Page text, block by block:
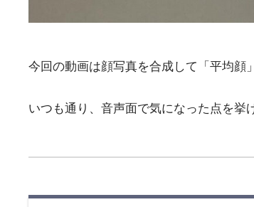
今回の動画は顔写真を合成して「平均顔
いつも通り、音声面で気になった点を挙